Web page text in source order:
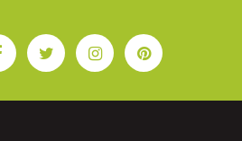
FacebookTwitterInstagramPinterest